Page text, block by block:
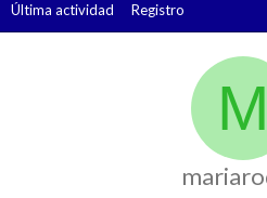
Última actividad Registro
M